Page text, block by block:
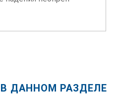
ДАННОМ РАЗДЕЛЕ